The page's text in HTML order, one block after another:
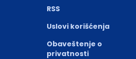
RSS
Uslovi korišćenja
Obaveštenje o
privatnosti